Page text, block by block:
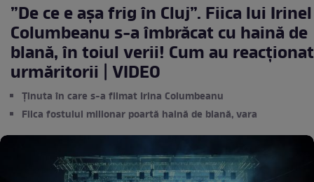
”De ce e așa frig în Cluj”. Fiica lui Irinel
Columbeanu s-a îmbrăcat cu haină de
blană, în toiul verii! Cum au reacționat
urmăritorii | VIDEO
Ținuta în care s-a filmat Irina Columbeanu
Fiica fostului milionar poartă haină de blană, vara